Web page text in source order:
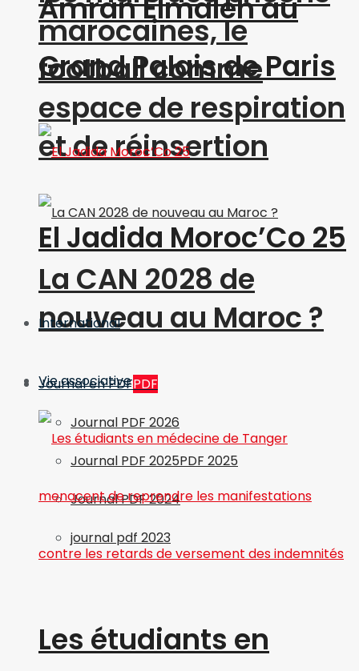
marocaines, le
football comme
espace de respiration
et de réinsertion
La CAN 2028 de
nouveau au Maroc ?
Journal en PDFPDF
Journal PDF 2026
Journal PDF 2025PDF 2025
Journal PDF 2024
journal pdf 2023
Amran Elmaleh au
Grand Palais de Paris
El Jadida Moroc’Co 25
International
Vie associative
Les étudiants en